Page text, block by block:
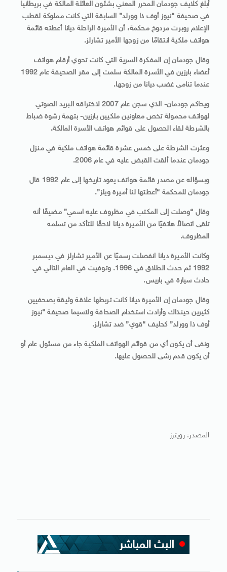
أبلغ كلايف جودمان المحرر المعني بشئون العائلة المالكة في بريطانيا
في صحيفة “نيوز أوف ذا وورلد” السابقة التي كانت مملوكة لقطب
الإعلام روبرت مردوخ محكمة، أن الأميرة الراحلة ديانا أعطته قائمة
هواتف ملكية انتقامًا من زوجها الأمير تشارلز.
وقال جودمان إن المفكرة السرية التي كانت تحوي أرقام هواتف
أعضاء بارزين في الأسرة المالكة سلمت إلى مقر الصحيفة عام 1992
عندما تنامى غضب ديانا من زوجها.
ويحاكم جودمان- الذي سجن عام 2007 لاختراقه البريد الصوتي
لهواتف محمولة تخص معاونين ملكيين بارزين- بتهمة رشوة ضباط
بالشرطة لقاء الحصول على قوائم هواتف الأسرة المالكة.
وعثرت الشرطة على خمس عشرة قائمة هواتف ملكية في منزل
جودمان عندما ألقت القبض عليه في عام 2006.
وبسؤاله عن مصدر قائمة هواتف يعود تاريخها إلى عام 1992 قال
جودمان للمحكمة “أعطتها لنا أميرة ويلز”.
وقال “وصلت إلى المكتب في مظروف عليه اسمي” مضيفًا أنه
تلقى اتصالاً هاتفيًا من الأميرة ديانا لاحقًا للتأكد من تسلمه
المظروف.
وكانت الأميرة ديانا انفصلت رسميًا عن الأمير تشارلز في ديسمبر
1992 ثم حدث الطلاق في 1996. وتوفيت في العام التالي في
حادث سيارة في باريس.
وقال جودمان إن الأميرة ديانا كانت تربطها علاقة وثيقة بصحفيين
كثيرين حينذاك وأرادت استخدام الصحافة ولاسيما صحيفة “نيوز
أوف ذا وورلد” كحليف “قوي” ضد تشارلز.
ونفى أن يكون أي من قوائم الهواتف الملكية جاء من مسئول عام أو
أن يكون قدم رشى للحصول عليها.
المصدر: رويترز